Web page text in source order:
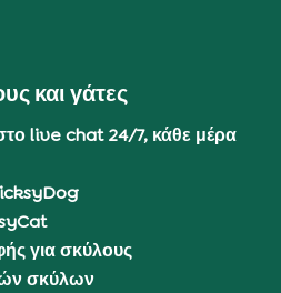
και γάτες
live chat 24/7, κάθε μέρα
για σκύλους
σκύλων